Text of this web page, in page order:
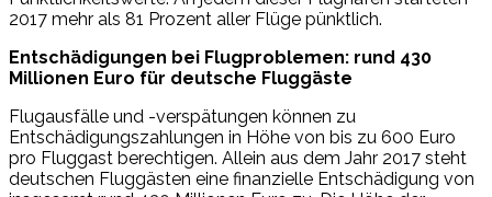
2017 mehr als 81 Prozent aller Flüge pünktlich.
Entschädigungen bei Flugproblemen: rund 430
Millionen Euro für deutsche Fluggäste
Flugausfälle und -verspätungen können zu
Entschädigungszahlungen in Höhe von bis zu 600 Euro
pro Fluggast berechtigen. Allein aus dem Jahr 2017 steht
deutschen Fluggästen eine finanzielle Entschädigung von